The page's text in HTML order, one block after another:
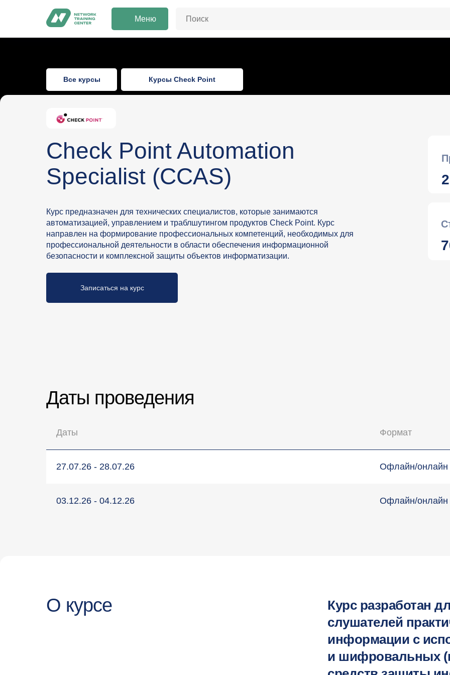
Меню
Check Point Automation
Specialist (CCAS)
Курс предназначен для технических специалистов, которые занимаются
автоматизацией, управлением и траблшутингом продуктов Check Point. Курс
направлен на формирование профессиональных компетенций, необходимых для
профессиональной деятельности в области обеспечения информационной
безопасности и комплексной защиты объектов информатизации.
Записаться на курс
Курсы Check Point
Все курсы
Даты проведения
Даты Формат
27.07.26 - 28.07.26 Офлайн/онлайн
03.12.26 - 04.12.26 Офлайн/онлайн
О курсе
Курс разработан
слушателей
информации с
и шифровальных